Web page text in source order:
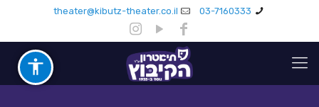
03-7160333
theater@kibutz-theater.co.il